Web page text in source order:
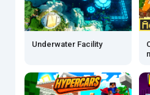
Underwater Facility